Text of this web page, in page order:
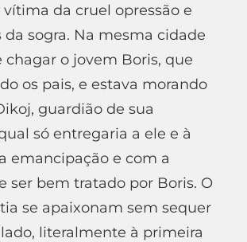
vítima da cruel opressão e
da sogra. Na mesma cidade
chagar o jovem Boris, que
os pais, e estava morando
guardião de sua
só entregaria a ele e à
emancipação e com a
ser bem tratado por Boris. O
se apaixonam sem sequer
literalmente à primeira